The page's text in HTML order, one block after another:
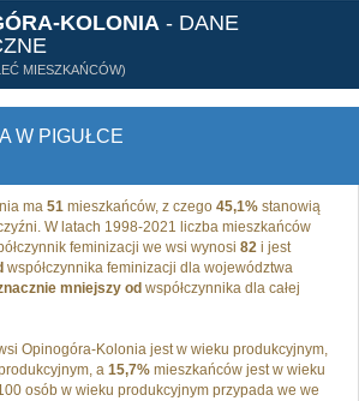
KOLONIA - DANE
MIESZKAŃCÓW)
W PIGUŁCE
ma 51 mieszkańców, z czego 45,1% stanowią
W latach 1998-2021 liczba mieszkańców
feminizacji we wsi wynosi 82 i jest
współczynnika feminizacji dla województwa
mniejszy od współczynnika dla całej
Opinogóra-Kolonia jest w wieku produkcyjnym,
a 15,7% mieszkańców jest w wieku
osób w wieku produkcyjnym przypada we we